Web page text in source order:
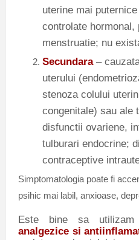
uterine mai
controlate
menstruatie; nu
Secundara–
uterului
stenoza colului
congenitale) sau ale
disfunctii ovariene,
tulburari endocrine;
contraceptive
Simptomatologia poate fi
psihic mai labil, anxioase,
Este bine sa
analgezice si